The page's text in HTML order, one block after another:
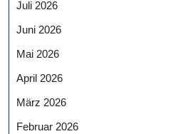
Juli 2026
Juni 2026
Mai 2026
April 2026
März 2026
Februar 2026